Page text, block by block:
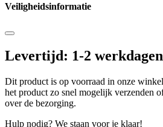
Veiligheidsinformatie
Levertijd: 1-2 werkdagen
Dit product is op voorraad in onze
het product zo snel mogelijk verzenden
over de bezorging.
Hulp nodig? We staan voor je klaar!